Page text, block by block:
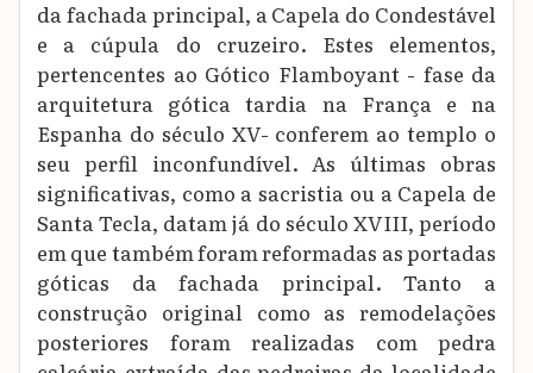
da fachada principal, a Capela do Condestável
e a cúpula do cruzeiro. Estes elementos,
pertencentes ao Gótico Flamboyant - fase da
arquitetura gótica tardia na França e na
Espanha do século XV- conferem ao templo o
seu perfil inconfundível. As últimas obras
significativas, como a sacristia ou a Capela de
Santa Tecla, datam já do século XVIII, período
em que também foram reformadas as portadas
góticas da fachada principal. Tanto a
construção original como as remodelações
posteriores foram realizadas com pedra